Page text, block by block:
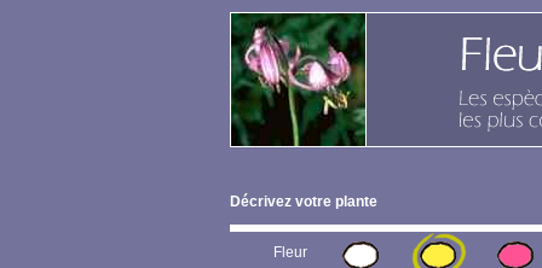
Décrivez votre plante
Fleur